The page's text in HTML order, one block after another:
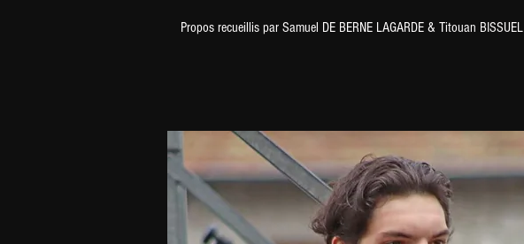
Propos recueillis par Samuel DE BERNE LAGARDE & Titouan BISSUEL